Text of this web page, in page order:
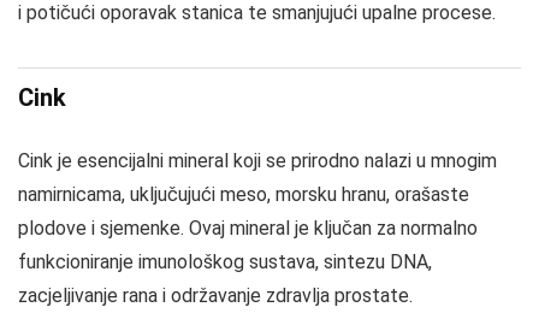
i potičući oporavak stanica te smanjujući upalne procese.
Cink
Cink je esencijalni mineral koji se prirodno nalazi u mnogim
namirnicama, uključujući meso, morsku hranu, orašaste
plodove i sjemenke. Ovaj mineral je ključan za normalno
funkcioniranje imunološkog sustava, sintezu DNA,
zacjeljivanje rana i održavanje zdravlja prostate.